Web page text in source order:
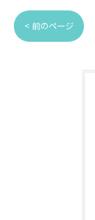
< 前のページ